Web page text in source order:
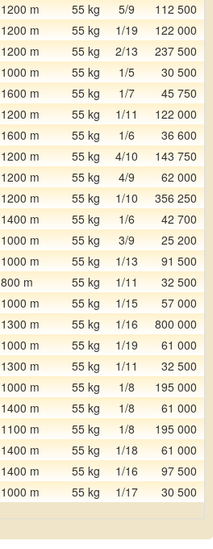
1200 m 55 kg 5/9 112 500
1200 m 55 kg 1/19 122 000
1200 m 55 kg 2/13 237 500
1000 m 55 kg 1/5 30 500
1600 m 55 kg 1/7 45 750
1200 m 55 kg 1/11 122 000
1600 m 55 kg 1/6 36 600
1200 m 55 kg 4/10 143 750
1200 m 55 kg 4/9 62 000
1200 m 55 kg 1/10 356 250
1400 m 55 kg 1/6 42 700
1000 m 55 kg 3/9 25 200
1000 m 55 kg 1/13 91 500
800 m 55 kg 1/11 32 500
1000 m 55 kg 1/15 57 000
1300 m 55 kg 1/16 800 000
1000 m 55 kg 1/19 61 000
1300 m 55 kg 1/11 32 500
1000 m 55 kg 1/8 195 000
1400 m 55 kg 1/8 61 000
1100 m 55 kg 1/8 195 000
1400 m 55 kg 1/18 61 000
1400 m 55 kg 1/16 97 500
1000 m 55 kg 1/17 30 500